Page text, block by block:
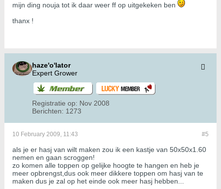
mijn ding nouja tot ik daar weer ff op uitgekeken ben
thanx !
haze'o'lator
Expert Grower
Registratie op: Nov 2008
Berichten: 1273
#5
10 February 2009, 11:43
als je er hasj van wilt maken zou ik een kastje van 50x50x1.60
nemen en gaan scroggen!
zo komen alle toppen op gelijke hoogte te hangen en heb je
meer opbrengst,dus ook meer dikkere toppen om hasj van te
maken dus je zal op het einde ook meer hasj hebben...